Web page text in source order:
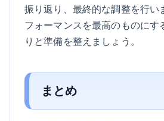
振り返り、最終的な調整を行い
フォーマンスを最高のものにす
りと準備を整えましょう。
まとめ